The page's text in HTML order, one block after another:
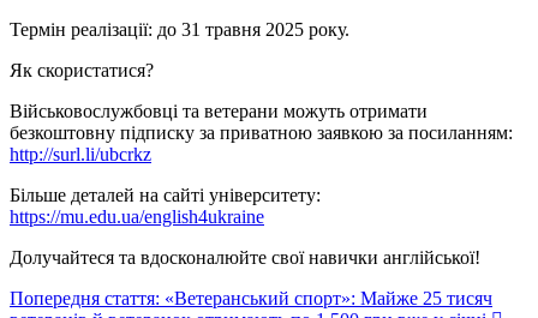
Термін реалізації: до 31 травня 2025 року.
Як скористатися?
Військовослужбовці та ветерани можуть отримати
безкоштовну підписку за приватною заявкою за посиланням:
http://surl.li/ubcrkz
Більше деталей на сайті університету:
https://mu.edu.ua/english4ukraine
Долучайтеся та вдосконалюйте свої навички англійської!
Попередня стаття: «Ветеранський спорт»: Майже 25 тисяч